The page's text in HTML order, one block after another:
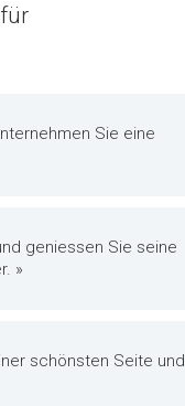
Sie eine
geniessen Sie seine
»
schönsten Seite und